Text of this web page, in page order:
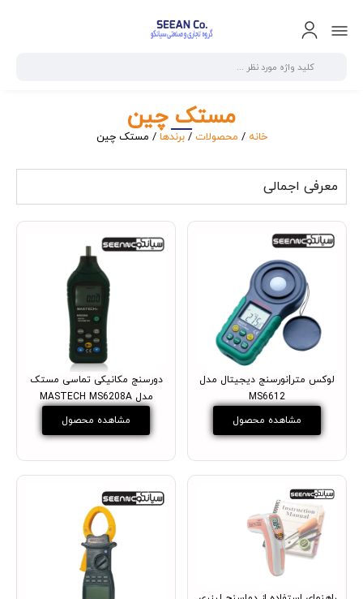
مستک چین
خانه / محصولات /برندها / مستک چین
معرفی اجمالی
لوکس متر|نورسنج دیجیتال مدل
MS6612
مشاهده محصول
دورسنج مکانیکی تماسی مستک
مدل MASTECH MS6208A
مشاهده محصول